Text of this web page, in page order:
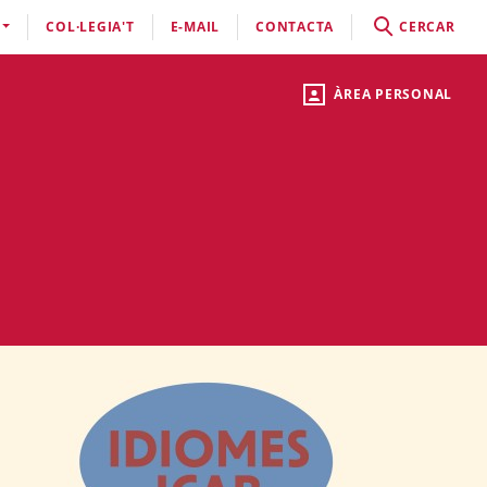
ÀREA PERSONAL
COL·LEGIA'T E-MAIL CONTACTA CERCAR